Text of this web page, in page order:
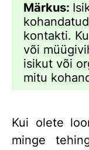
Märkus:
kontakti.
või
isikut või
mitu
Kui olete
minge